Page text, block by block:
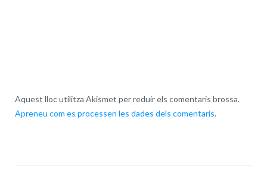
Aquest lloc utilitza Akismet per reduir els comentaris brossa.
Apreneu com es processen les dades dels comentaris.